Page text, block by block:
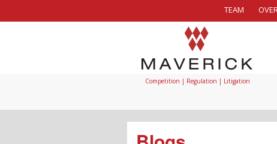
TEAM
Competition | Regulation | Litigation